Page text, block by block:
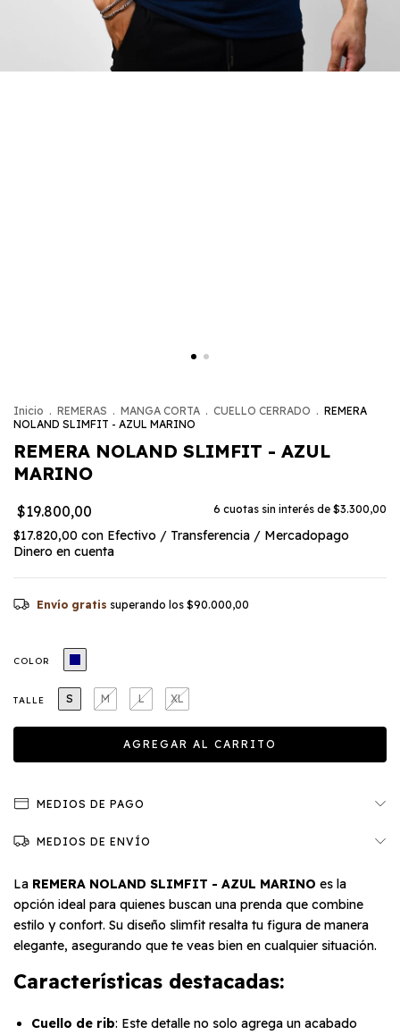
Inicio . REMERAS . MANGA CORTA . CUELLO CERRADO . REMERA
NOLAND SLIMFIT - AZUL MARINO
REMERA NOLAND SLIMFIT - AZUL
MARINO
$19.800,00 6 cuotas sin interés de $3.300,00
$17.820,00 con Efectivo / Transferencia / Mercadopago
Dinero en cuenta
Envío gratis superando los $90.000,00
COLOR
TALLE S M L XL
MEDIOS DE PAGO
MEDIOS DE ENVÍO
La REMERA NOLAND SLIMFIT - AZUL MARINO es la
opción ideal para quienes buscan una prenda que combine
estilo y confort. Su diseño slimfit resalta tu figura de manera
elegante, asegurando que te veas bien en cualquier situación.
Características destacadas:
Cuello de rib: Este detalle no solo agrega un acabado